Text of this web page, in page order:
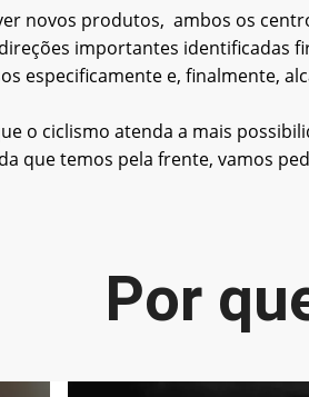
novos produtos, ambos os
importantes identificadas
especificamente e, finalmente,
o ciclismo atenda a mais
que temos pela frente, vamos
Por